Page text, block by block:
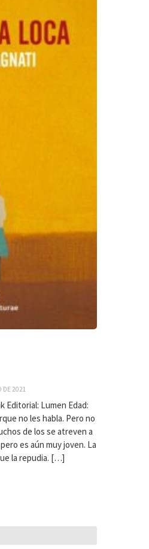
DE 2021
Editorial: Lumen Edad:
no les habla. Pero no
de los se atreven a
es aún muy joven. La
la repudia. […]